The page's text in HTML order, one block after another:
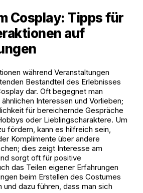
Cosplay: Tipps für
auf
während Veranstaltungen
Bestandteil des Erlebnisses
dar. Oft begegnet man
Interessen und Vorlieben;
für bereichernde Gespräche
oder Lieblingscharaktere. Um
fördern, kann es hilfreich sein,
Komplimente über andere
dies zeigt Interesse am
sorgt oft für positive
das Teilen eigener Erfahrungen
beim Erstellen des Costumes
und dazu führen, dass man sich